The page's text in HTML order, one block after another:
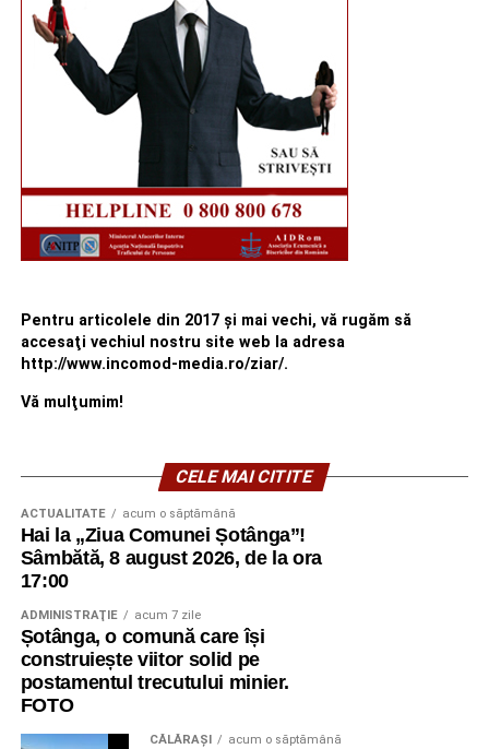
Pentru articolele din 2017 şi mai vechi, vă rugăm să
accesaţi vechiul nostru site web la adresa
http://www.incomod-media.ro/ziar/.
Vă mulţumim!
CELE MAI CITITE
ACTUALITATE acum o săptămână
Hai la „Ziua Comunei Șotânga”!
Sâmbătă, 8 august 2026, de la ora
17:00
ADMINISTRAŢIE acum 7 zile
Șotânga, o comună care își
construiește viitor solid pe
postamentul trecutului minier.
FOTO
CĂLĂRAŞI acum o săptămână